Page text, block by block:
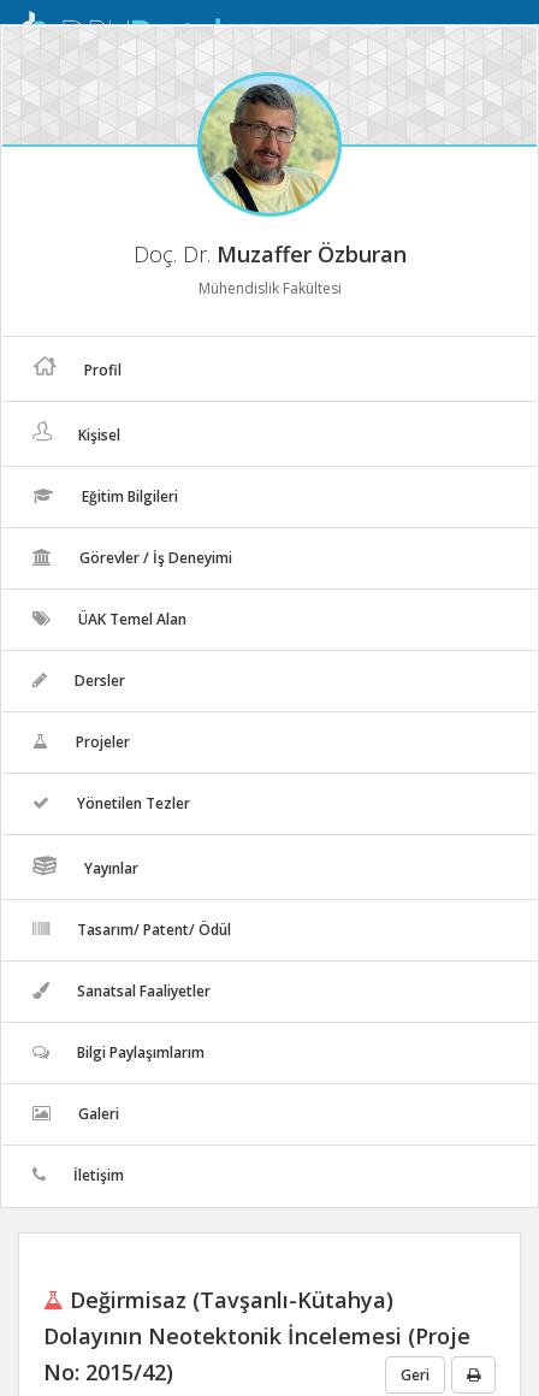
Mobil
Doç. Dr. Muzaffer Özburan
Mühendislik Fakültesi
Profil
Kişisel
Eğitim Bilgileri
Görevler / İş Deneyimi
ÜAK Temel Alan
Dersler
Projeler
Yönetilen Tezler
Yayınlar
Tasarım/ Patent/ Ödül
Sanatsal Faaliyetler
Bilgi Paylaşımlarım
Galeri
İletişim
Değirmisaz (Tavşanlı-Kütahya)
Dolayının Neotektonik İncelemesi (Proje
No: 2015/42)
Geri